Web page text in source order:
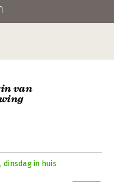
van
dinsdag in huis